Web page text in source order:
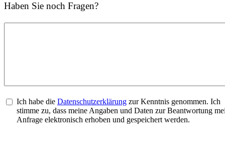
Haben Sie noch Fragen?
Ich habe die Datenschutzerklärung zur Kenntnis genommen. Ich
stimme zu, dass meine Angaben und Daten zur Beantwortung
Anfrage elektronisch erhoben und gespeichert werden.